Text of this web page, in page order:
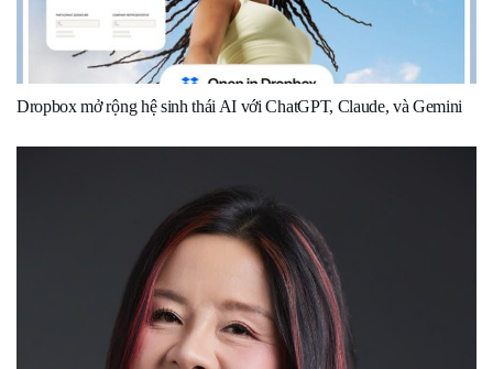
Dropbox mở rộng hệ sinh thái AI với ChatGPT, Claude, và Gemini